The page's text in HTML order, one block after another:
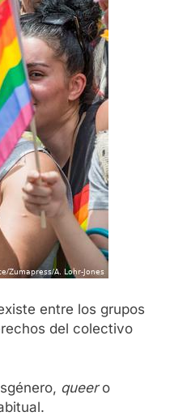
entre los grupos
del colectivo
queero